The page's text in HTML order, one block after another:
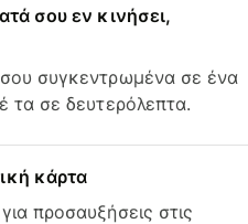
σου εν κινήσει,
συγκεντρωμένα σε ένα
τα σε δευτερόλεπτα.
κάρτα
προσαυξήσεις στις